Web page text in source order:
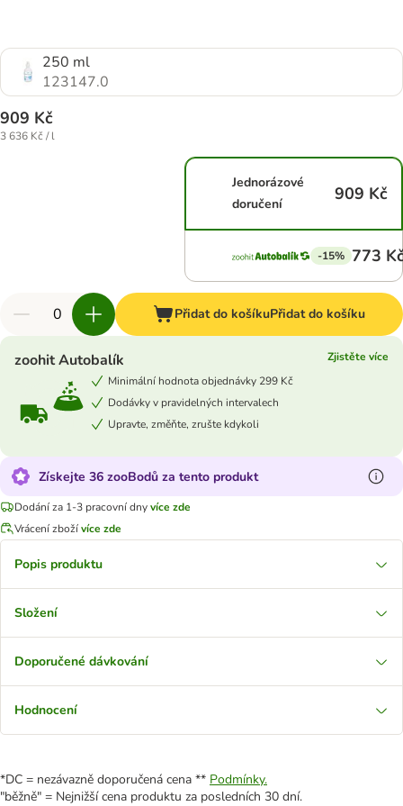
250 ml
123147.0
909 Kč
3 636 Kč / l
Jednorázové
doručení
909 Kč
-15% 773
Přidat do košíkuPřidat do košíku
zoohit Autobalík
Zjistěte více
Minimální hodnota objednávky 299 Kč
Dodávky v pravidelných intervalech
Upravte, změňte, zrušte kdykoli
Získejte 36 zooBodů za tento produkt
Dodání za 1-3 pracovní dnyvíce zde
Vrácení zbožívíce zde
Popis produktu
Složení
Doporučené dávkování
Hodnocení
*DC = nezávazně doporučená cena ** Podmínky.
"běžně" = Nejnižší cena produktu za posledních 30 dní.